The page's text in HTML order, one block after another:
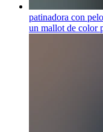
patinadora con
un mallot de color